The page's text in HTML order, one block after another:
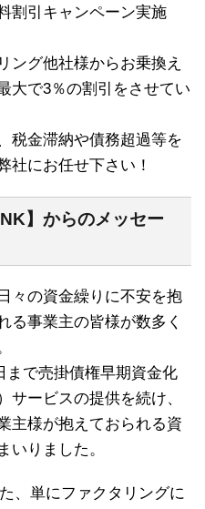
割引キャンペーン実施
ング他社様からお乗換え
大で3％の割引をさせてい
税金滞納や債務超過等を
社にお任せ下さい！
】からのメッセー
々の資金繰りに不安を抱
る事業主の皆様が数多く
まで売掛債権早期資金化
サービスの提供を続け、
主様が抱えておられる資
いりました。
、単にファクタリングに